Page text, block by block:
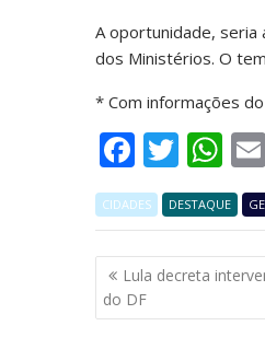
A oportunidade, seria
dos Ministérios. O
* Com informações
F
ac
e
b
o
o
T
w
itt
er
W
h
at
s
A
p
CIDADES DESTAQUE
Navegação
de
Post
Lula decreta
do DF